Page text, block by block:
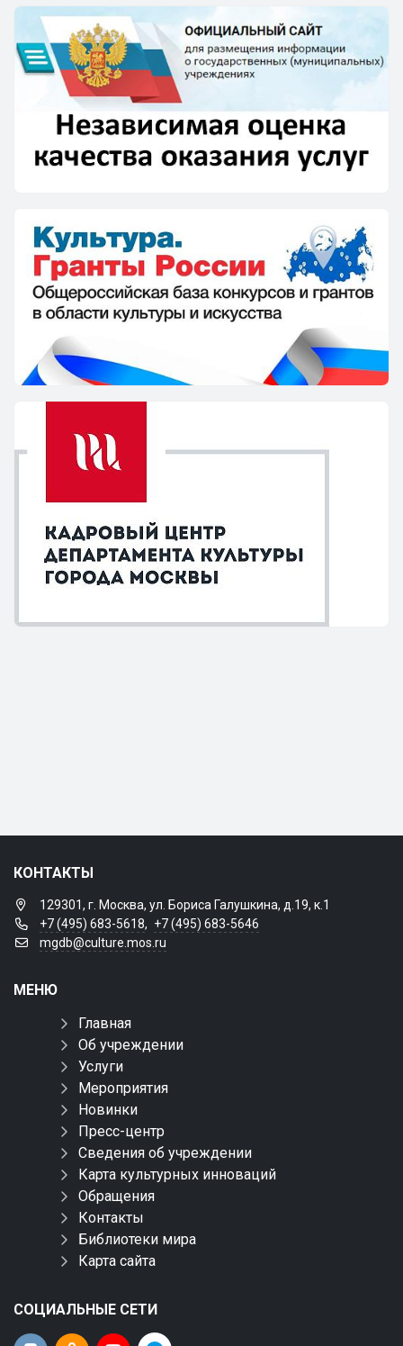
КОНТАКТЫ
129301, г. Москва, ул. Бориса Галушкина, д.19, к.1
+7 (495) 683-5618, +7 (495) 683-5646
mgdb@culture.mos.ru
МЕНЮ
Главная
Об учреждении
Услуги
Мероприятия
Новинки
Пресс-центр
Сведения об учреждении
Карта культурных инноваций
Обращения
Контакты
Библиотеки мира
Карта сайта
СОЦИАЛЬНЫЕ СЕТИ